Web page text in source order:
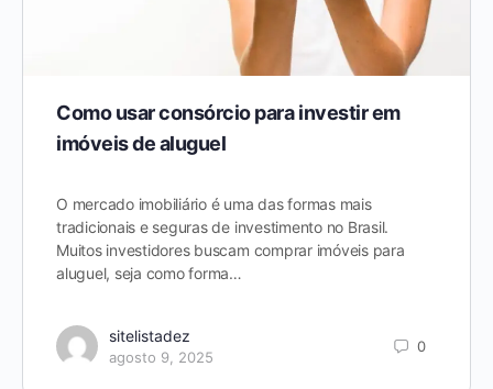
Como usar consórcio para investir em
imóveis de aluguel
O mercado imobiliário é uma das formas mais
tradicionais e seguras de investimento no Brasil.
Muitos investidores buscam comprar imóveis para
aluguel, seja como forma…
sitelistadez
agosto 9, 2025
0